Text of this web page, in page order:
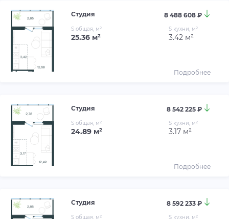
Студия 8 488 608 ₽
S общая, м²
25.36 м²
S кухни, м²
3.42 м²
Подробнее
Студия 8 542 225 ₽
S общая, м²
24.89 м²
S кухни, м²
3.17 м²
Подробнее
Студия 8 592 233 ₽
S общая, м² S кухни, м²